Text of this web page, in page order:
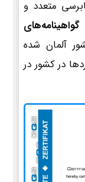
متعدد و
گواهینامه‌های
آلمان شده
در کشور در